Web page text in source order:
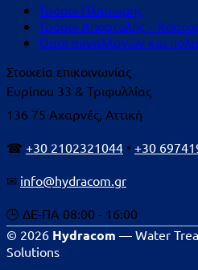
Τρόποι Πληρωμής
Τρόποι Αποστολής –
Όροι συναλλαγών και
Στοιχεία επικοινωνίας
Ευρίπου 33 & Τριφυλλίας
136 75 Αχαρνές, Αττική
☎ +30 2102321044 • +30
✉ info@hydracom.gr
🕒 ΔΕ-ΠΑ 08:00 - 16:00
© 2026 Hydracom — Water
Solutions